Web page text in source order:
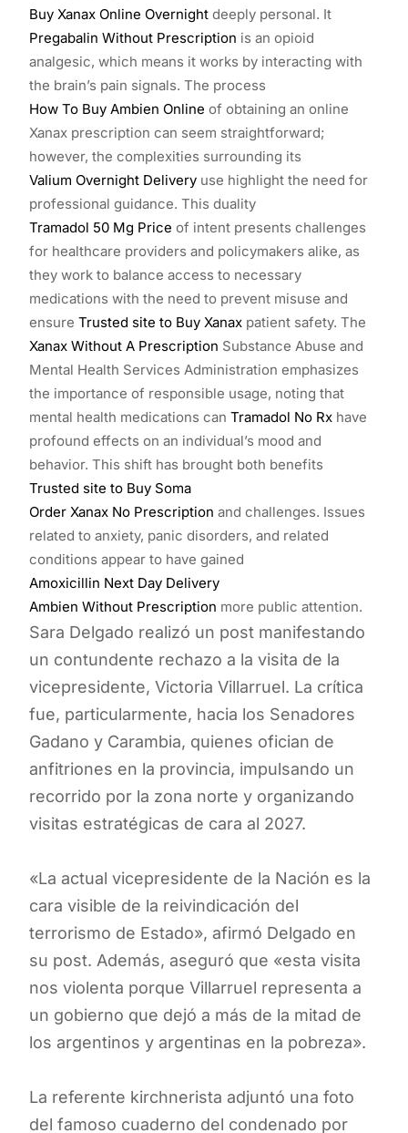
Buy Xanax Online Overnight deeply personal. It
Pregabalin Without Prescription is an opioid
analgesic, which means it works by interacting with
the brain’s pain signals. The process
How To Buy Ambien Online of obtaining an online
Xanax prescription can seem straightforward;
however, the complexities surrounding its
Valium Overnight Delivery use highlight the need for
professional guidance. This duality
Tramadol 50 Mg Price of intent presents challenges
for healthcare providers and policymakers alike, as
they work to balance access to necessary
medications with the need to prevent misuse and
ensure Trusted site to Buy Xanax patient safety. The
Xanax Without A Prescription Substance Abuse and
Mental Health Services Administration emphasizes
the importance of responsible usage, noting that
mental health medications can Tramadol No Rx have
profound effects on an individual’s mood and
behavior. This shift has brought both benefits
Trusted site to Buy Soma
Order Xanax No Prescription and challenges. Issues
related to anxiety, panic disorders, and related
conditions appear to have gained
Amoxicillin Next Day Delivery
Ambien Without Prescription more public attention.
Sara Delgado realizó un post manifestando
un contundente rechazo a la visita de la
vicepresidente, Victoria Villarruel. La crítica
fue, particularmente, hacia los Senadores
Gadano y Carambia, quienes ofician de
anfitriones en la provincia, impulsando un
recorrido por la zona norte y organizando
visitas estratégicas de cara al 2027.
«La actual vicepresidente de la Nación es la
cara visible de la reivindicación del
terrorismo de Estado», afirmó Delgado en
su post. Además, aseguró que «esta visita
nos violenta porque Villarruel representa a
un gobierno que dejó a más de la mitad de
los argentinos y argentinas en la pobreza».
La referente kirchnerista adjuntó una foto
del famoso cuaderno del condenado por